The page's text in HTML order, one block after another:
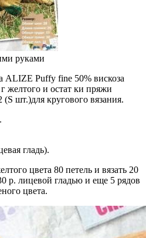
руками
ALIZE Puffy fine 50% вискоза
желтого и остат ки пряжи
шт.)для кругового вязания.
гладь).
цвета 80 петель и вязать 20
р. лицевой гладью и еще 5 рядов
цвета.